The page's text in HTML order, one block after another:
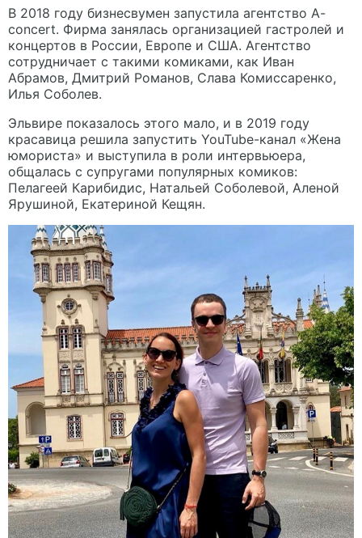
В 2018 году бизнесвумен запустила агентство A-
concert. Фирма занялась организацией гастролей и
концертов в России, Европе и США. Агентство
сотрудничает с такими комиками, как Иван
Абрамов, Дмитрий Романов, Слава Комиссаренко,
Илья Соболев.
Эльвире показалось этого мало, и в 2019 году
красавица решила запустить YouTube-канал «Жена
юмориста» и выступила в роли интервьюера,
общалась с супругами популярных комиков:
Пелагеей Карибидис, Натальей Соболевой, Аленой
Ярушиной, Екатериной Кещян.